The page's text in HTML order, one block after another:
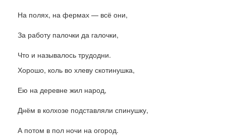
На полях, на фермах — всё они,
За работу палочки да галочки,
Что и называлось трудодни.
Хорошо, коль во хлеву скотинушка,
Ею на деревне жил народ,
Днём в колхозе подставляли спинушку,
А потом в пол ночи на огород.